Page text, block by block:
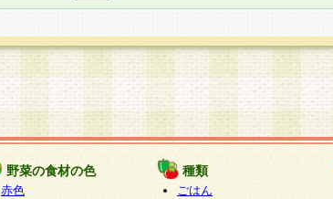
野菜の食材の色
赤色
種類
ごはん